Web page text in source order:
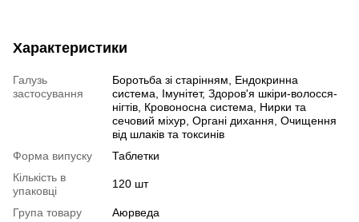
Характеристики
Галузь
застосування
Боротьба зі старінням, Ендокринна
система, Імунітет, Здоров'я шкіри-волосся-
нігтів, Кровоносна система, Нирки та
сечовий міхур, Органі дихання, Очищення
від шлаків та токсинів
Форма випуску
Таблетки
Кількість в
упаковці
120 шт
Група товару
Аюрведа